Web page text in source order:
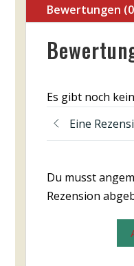
Bewertungen
Es gibt noch
Eine
Du musst
Rezension